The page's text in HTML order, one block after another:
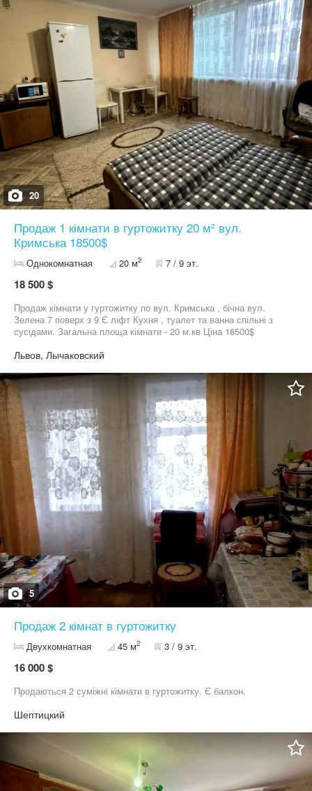
оголошення на сайті компанії: SF-3-290-860-LX.
20
Продаж 1 кімнати в гуртожитку 20 м² вул.
Кримська 18500$
Однокомнатная 20 м2 7 / 9 эт.
18 500 $
Продаж кімнати у гуртожитку по вул. Кримська , бічна вул.
Зелена 7 поверх з 9 Є ліфт Кухня , туалет та ванна спільні з
сусідами. Загальна площа кімнати - 20 м.кв Ціна 18500$
Львов, Лычаковский
5
Продаж 2 кімнат в гуртожитку
Двухкомнатная 45 м2 3 / 9 эт.
16 000 $
Продаються 2 суміжні кімнати в гуртожитку. Є балкон.
Шептицкий